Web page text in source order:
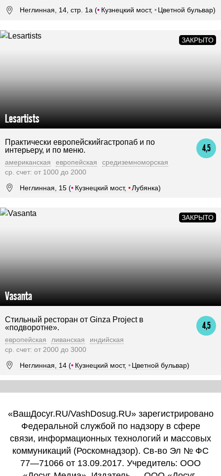
Неглинная, 14, стр. 1а (• Кузнецкий мост, • Цветной бульвар)
Lesartists
4,5
Практически европейскийгастропаб и по
интерьеру, и по меню.
американская европейская
средиземноморская
ср. счет: от 1000 до 2000
Неглинная, 15 (• Кузнецкий мост, •Лубянка)
Vasanta
4,5
Стильный ресторан от Ginza Project в
«подворотне».
европейская ливанская
индийская
ср. счет: от 2000 до 3000
Неглинная, 14 (• Кузнецкий мост, • Цветной бульвар)
«ВашДосуг.RU/VashDosug.RU» зарегистрировано
Федеральной службой по надзору в сфере
связи, информационных технологий и массовых
коммуникаций (Роскомнадзор). Св-во Эл № ФС
77—71066 от 13.09.2017. Учредитель: ООО